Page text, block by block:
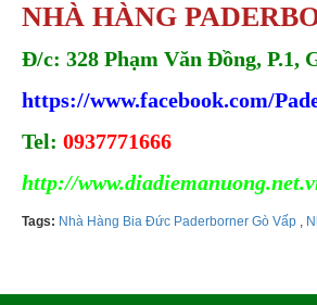
NHÀ HÀNG
Đ/c: 328 Phạm Văn Đồng, P.1,
https://www.facebook.com/
Tel: 0937771666
http://
Tags: Nhà Hàng Bia Đức Paderborner Gò Vấp ,